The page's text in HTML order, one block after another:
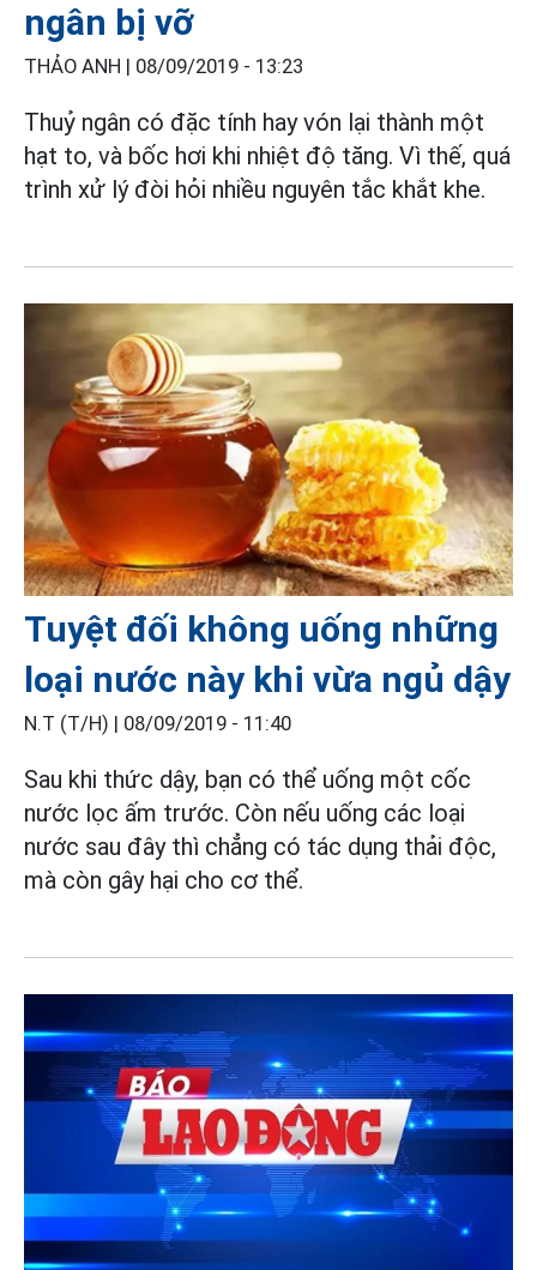
ngân bị vỡ
THẢO ANH | 08/09/2019 - 13:23
Thuỷ ngân có đặc tính hay vón lại thành một
hạt to, và bốc hơi khi nhiệt độ tăng. Vì thế, quá
trình xử lý đòi hỏi nhiều nguyên tắc khắt khe.
Tuyệt đối không uống những
loại nước này khi vừa ngủ dậy
N.T (T/H) | 08/09/2019 - 11:40
Sau khi thức dậy, bạn có thể uống một cốc
nước lọc ấm trước. Còn nếu uống các loại
nước sau đây thì chẳng có tác dụng thải độc,
mà còn gây hại cho cơ thể.